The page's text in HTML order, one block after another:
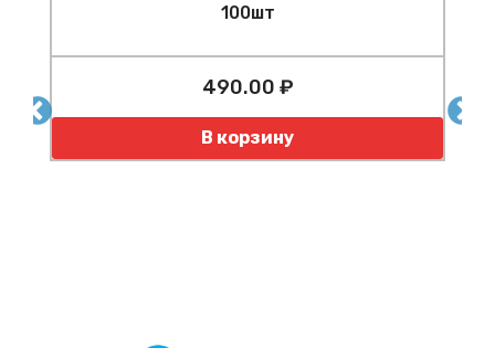
100шт
490.00 ₽
Количество
В корзину